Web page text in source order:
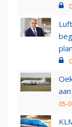
05-